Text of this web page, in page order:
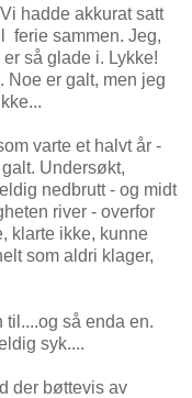
hadde akkurat satt
ferie sammen. Jeg,
så glade i. Lykke!
Noe er galt, men jeg
varte et halvt år -
Undersøkt,
nedbrutt - og midt
river - overfor
klarte ikke, kunne
som aldri klager,
til....og så enda en.
syk....
der bøttevis av